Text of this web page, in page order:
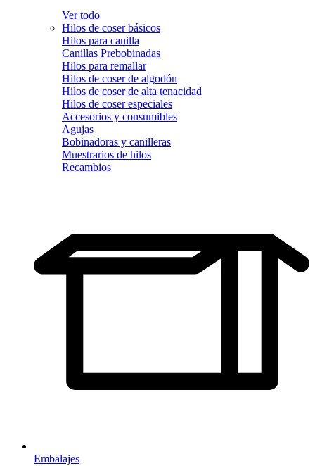
Ver todo
Hilos de coser básicos
Hilos para canilla
Canillas Prebobinadas
Hilos para remallar
Hilos de coser de algodón
Hilos de coser de alta tenacidad
Hilos de coser especiales
Accesorios y consumibles
Agujas
Bobinadoras y canilleras
Muestrarios de hilos
Recambios
Embalajes